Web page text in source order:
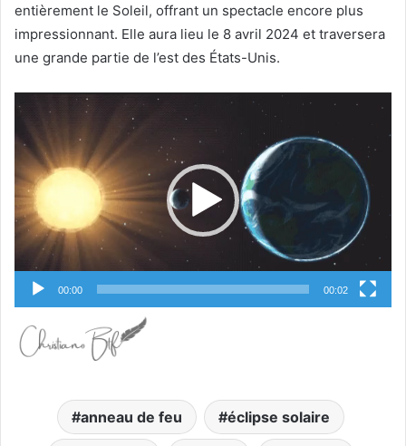
entièrement le Soleil, offrant un spectacle encore plus
impressionnant. Elle aura lieu le 8 avril 2024 et traversera
une grande partie de l’est des États-Unis.
Lecteur
00:00 00:02
anneau de feu éclipse solaire